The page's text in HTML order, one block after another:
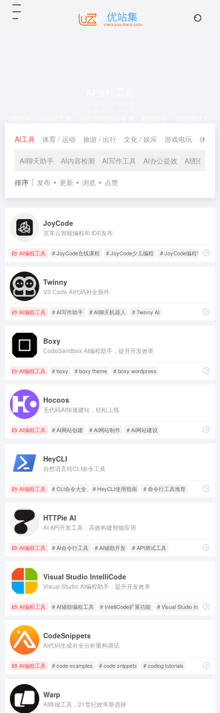
AI工具
体育 / 运动 旅游 / 出行 文化 / 娱乐 游戏电玩 休闲 /
AI聊天助手 AI内容检测 AI写作工具 AI办公提效 AI图像工具
排序 发布 更新 浏览 点赞
JoyCode
京东云智能编程AI IDE发布
AI编程工具 # JoyCode在线课程 # JoyCode少儿编程 # JoyCode编程学习
Twinny
VS Code AI代码补全插件
AI编程工具 # AI写作助手 # AI聊天机器人 # Twinny AI
Boxy
CodeSandbox AI编程助手，提升开发效率
AI编程工具 # boxy # boxy theme # boxy wordpress
Hocoos
无代码AI快速建站，轻松上线
AI编程工具 # AI网站创建 # AI网站制作 # AI网站建设
HeyCLI
自然语言转CLI命令工具
AI编程工具 # CLI命令大全 # HeyCLI使用指南 # 命令行工具推荐
HTTPie AI
AI API开发工具：高效构建智能应用
AI编程工具 # AI命令行工具 # AI辅助开发 # API测试工具
Visual Studio IntelliCode
Visual Studio AI编程助手，提升开发效率
AI编程工具 # AI辅助编程工具 # IntelliCode扩展功能 # Visual Studio IntelliCode
CodeSnippets
AI代码生成补全分析重构调试
AI编程工具 # code examples # code snippets # coding tutorials
Warp
AI终端工具，21世纪效率新选择